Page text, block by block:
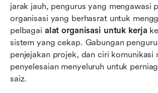
jarak jauh, pengurus yang mengawasi
organisasi yang berhasrat untuk
pelbagai alat organisasi untuk kerja
sistem yang cekap. Gabungan
penjejakan projek, dan ciri komunikasi
penyelesaian menyeluruh untuk
saiz.